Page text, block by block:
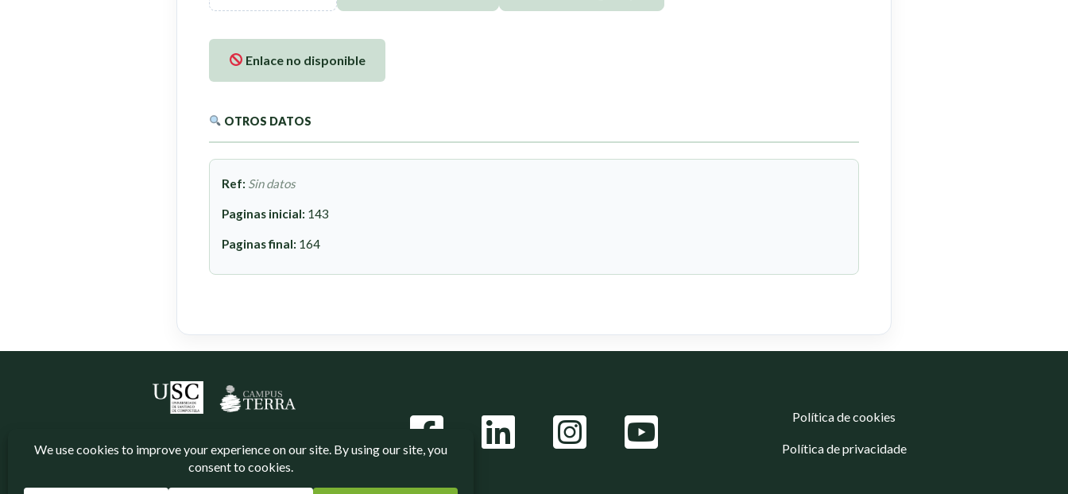
Enlace no disponible
OTROS DATOS
Ref: Sin datos
Paginas inicial: 143
Paginas final: 164
Política de cookies
Política de privacidade